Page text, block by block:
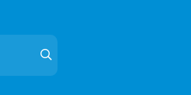
Zoeken
naar: